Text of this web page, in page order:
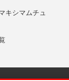
キシマムチュ